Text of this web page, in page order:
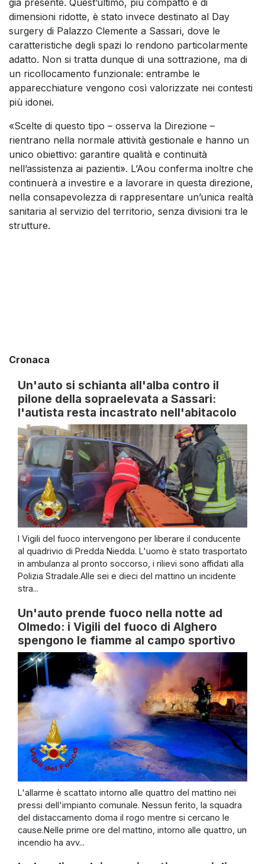
dimensioni ridotte, è stato invece destinato al Day
surgery di Palazzo Clemente a Sassari, dove le
caratteristiche degli spazi lo rendono particolarmente
adatto. Non si tratta dunque di una sottrazione, ma di
un ricollocamento funzionale: entrambe le
apparecchiature vengono così valorizzate nei contesti
più idonei.
«Scelte di questo tipo – osserva la Direzione –
rientrano nella normale attività gestionale e hanno un
unico obiettivo: garantire qualità e continuità
nell’assistenza ai pazienti». L’Aou conferma inoltre che
continuerà a investire e a lavorare in questa direzione,
nella consapevolezza di rappresentare un’unica realtà
sanitaria al servizio del territorio, senza divisioni tra le
strutture.
Cronaca
Un'auto si schianta all'alba contro il
pilone della sopraelevata a Sassari:
l'autista resta incastrato nell'abitacolo
I Vigili del fuoco intervengono per liberare il conducente
al quadrivio di Predda Niedda. L'uomo è stato trasportato
in ambulanza al pronto soccorso, i rilievi sono affidati alla
Polizia Stradale.Alle sei e dieci del mattino un incidente
stra...
Un'auto prende fuoco nella notte ad
Olmedo: i Vigili del fuoco di Alghero
spengono le fiamme al campo sportivo
L'allarme è scattato intorno alle quattro del mattino nei
pressi dell'impianto comunale. Nessun ferito, la squadra
del distaccamento doma il rogo mentre si cercano le
cause.Nelle prime ore del mattino, intorno alle quattro, un
incendio ha avv...